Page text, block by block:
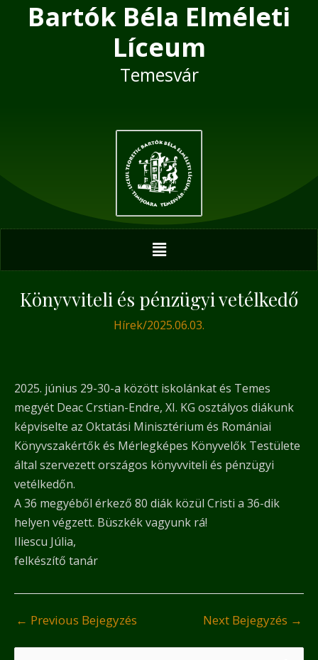
Bartók Béla Elméleti
Líceum
Temesvár
Menu
Könyvviteli és pénzügyi vetélkedő
Hírek/2025.06.03.
2025. június 29-30-a között iskolánkat és Temes
megyét Deac Crstian-Endre, XI. KG osztályos diákunk
képviselte az Oktatási Minisztérium és Romániai
Könyvszakértők és Mérlegképes Könyvelők Testülete
által szervezett országos könyvviteli és pénzügyi
vetélkedőn.
A 36 megyéből érkező 80 diák közül Cristi a 36-dik
helyen végzett. Büszkék vagyunk rá!
Iliescu Júlia,
felkészítő tanár
Post
navigation
← Previous Bejegyzés Next Bejegyzés →